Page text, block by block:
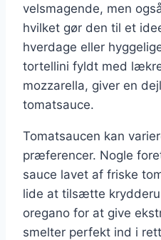
velsmagende, men
hvilket gør den til et
hverdage eller
tortellini fyldt med
mozzarella, giver en
tomatsauce.
Tomatsaucen kan
præferencer. Nogle
sauce lavet af friske
lide at tilsætte
oregano for at give
smelter perfekt ind i